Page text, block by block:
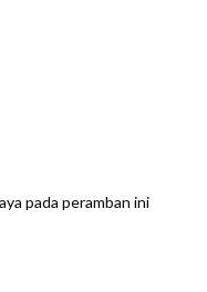
pada peramban ini